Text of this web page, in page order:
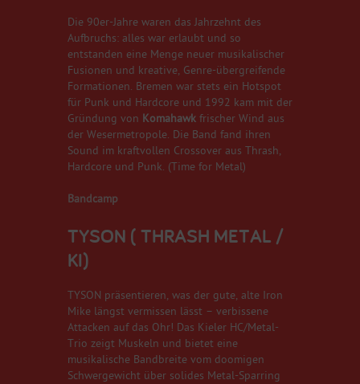
Die 90er-Jahre waren das Jahrzehnt des
Aufbruchs: alles war erlaubt und so
entstanden eine Menge neuer musikalischer
Fusionen und kreative, Genre-übergreifende
Formationen. Bremen war stets ein Hotspot
für Punk und Hardcore und 1992 kam mit der
Gründung von Komahawk frischer Wind aus
der Wesermetropole. Die Band fand ihren
Sound im kraftvollen Crossover aus Thrash,
Hardcore und Punk. (Time for Metal)
Bandcamp
TYSON ( THRASH METAL /
KI)
TYSON präsentieren, was der gute, alte Iron
Mike längst vermissen lässt – verbissene
Attacken auf das Ohr! Das Kieler HC/Metal-
Trio zeigt Muskeln und bietet eine
musikalische Bandbreite vom doomigen
Schwergewicht über solides Metal-Sparring